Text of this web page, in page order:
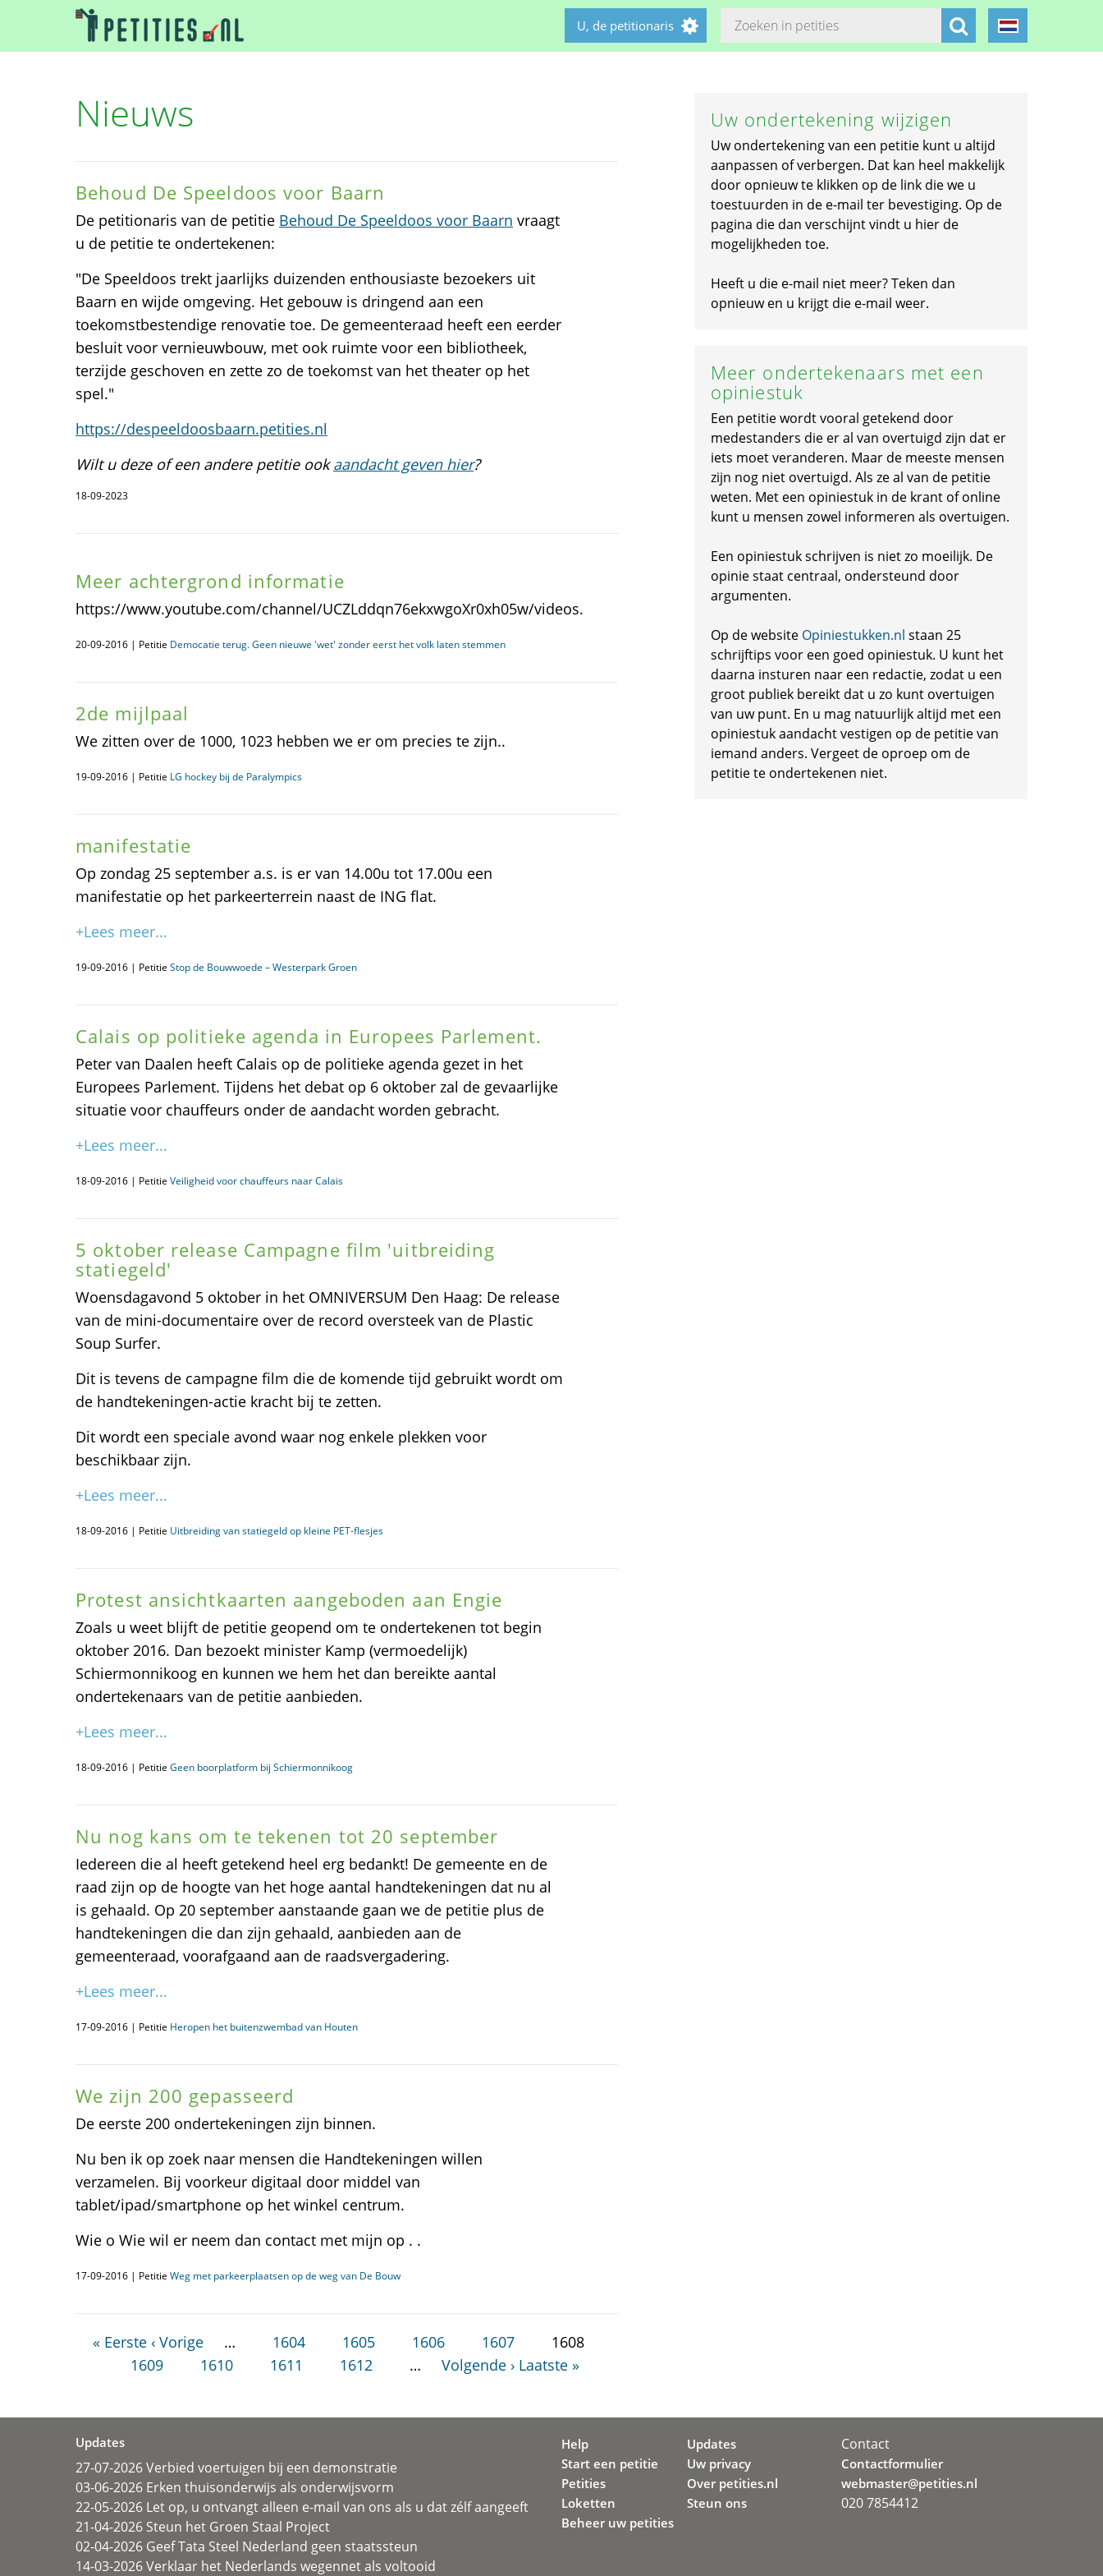
U, de petitionaris
Nieuws
Behoud De Speeldoos voor Baarn
De petitionaris van de petitie Behoud De Speeldoos voor Baarn vraagt
u de petitie te ondertekenen:
"De Speeldoos trekt jaarlijks duizenden enthousiaste bezoekers uit
Baarn en wijde omgeving. Het gebouw is dringend aan een
toekomstbestendige renovatie toe. De gemeenteraad heeft een eerder
besluit voor vernieuwbouw, met ook ruimte voor een bibliotheek,
terzijde geschoven en zette zo de toekomst van het theater op het
spel."
https://despeeldoosbaarn.petities.nl
Wilt u deze of een andere petitie ookaandacht geven hier?
18-09-2023
Meer achtergrond informatie
https://www.youtube.com/channel/UCZLddqn76ekxwgoXr0xh05w/videos.
20-09-2016 | Petitie Democatie terug. Geen nieuwe 'wet' zonder eerst het volk laten stemmen
2de mijlpaal
We zitten over de 1000, 1023 hebben we er om precies te zijn..
19-09-2016 | Petitie LG hockey bij de Paralympics
manifestatie
Op zondag 25 september a.s. is er van 14.00u tot 17.00u een
manifestatie op het parkeerterrein naast de ING flat.
+Lees meer...
19-09-2016 | Petitie Stop de Bouwwoede – Westerpark Groen
Calais op politieke agenda in Europees Parlement.
Peter van Daalen heeft Calais op de politieke agenda gezet in het
Europees Parlement. Tijdens het debat op 6 oktober zal de gevaarlijke
situatie voor chauffeurs onder de aandacht worden gebracht.
+Lees meer...
18-09-2016 | Petitie Veiligheid voor chauffeurs naar Calais
5 oktober release Campagne film 'uitbreiding
statiegeld'
Woensdagavond 5 oktober in het OMNIVERSUM Den Haag: De release
van de mini-documentaire over de record oversteek van de Plastic
Soup Surfer.
Dit is tevens de campagne film die de komende tijd gebruikt wordt om
de handtekeningen-actie kracht bij te zetten.
Dit wordt een speciale avond waar nog enkele plekken voor
beschikbaar zijn.
+Lees meer...
18-09-2016 | Petitie Uitbreiding van statiegeld op kleine PET-flesjes
Protest ansichtkaarten aangeboden aan Engie
Zoals u weet blijft de petitie geopend om te ondertekenen tot begin
oktober 2016. Dan bezoekt minister Kamp (vermoedelijk)
Schiermonnikoog en kunnen we hem het dan bereikte aantal
ondertekenaars van de petitie aanbieden.
+Lees meer...
18-09-2016 | Petitie Geen boorplatform bij Schiermonnikoog
Nu nog kans om te tekenen tot 20 september
Iedereen die al heeft getekend heel erg bedankt! De gemeente en de
raad zijn op de hoogte van het hoge aantal handtekeningen dat nu al
is gehaald. Op 20 september aanstaande gaan we de petitie plus de
handtekeningen die dan zijn gehaald, aanbieden aan de
gemeenteraad, voorafgaand aan de raadsvergadering.
+Lees meer...
17-09-2016 | Petitie Heropen het buitenzwembad van Houten
We zijn 200 gepasseerd
De eerste 200 ondertekeningen zijn binnen.
Nu ben ik op zoek naar mensen die Handtekeningen willen
verzamelen. Bij voorkeur digitaal door middel van
tablet/ipad/smartphone op het winkel centrum.
Wie o Wie wil er neem dan contact met mijn op . .
17-09-2016 | Petitie Weg met parkeerplaatsen op de weg van De Bouw
« Eerste ‹ Vorige … 1604 1605 1606 1607
1608
1609
1610 1611 1612 … Volgende › Laatste »
Uw ondertekening wijzigen
Uw ondertekening van een petitie kunt u altijd
aanpassen of verbergen. Dat kan heel makkelijk
door opnieuw te klikken op de link die we u
toestuurden in de e-mail ter bevestiging. Op de
pagina die dan verschijnt vindt u hier de
mogelijkheden toe.
Heeft u die e-mail niet meer? Teken dan
opnieuw en u krijgt die e-mail weer.
Meer ondertekenaars met een
opiniestuk
Een petitie wordt vooral getekend door
medestanders die er al van overtuigd zijn dat er
iets moet veranderen. Maar de meeste mensen
zijn nog niet overtuigd. Als ze al van de petitie
weten. Met een opiniestuk in de krant of online
kunt u mensen zowel informeren als overtuigen.
Een opiniestuk schrijven is niet zo moeilijk. De
opinie staat centraal, ondersteund door
argumenten.
Op de website Opiniestukken.nl staan 25
schrijftips voor een goed opiniestuk. U kunt het
daarna insturen naar een redactie, zodat u een
groot publiek bereikt dat u zo kunt overtuigen
van uw punt. En u mag natuurlijk altijd met een
opiniestuk aandacht vestigen op de petitie van
iemand anders. Vergeet de oproep om de
petitie te ondertekenen niet.
Updates
27-07-2026 Verbied voertuigen bij een demonstratie
03-06-2026 Erken thuisonderwijs als onderwijsvorm
22-05-2026 Let op, u ontvangt alleen e-mail van ons als u dat zélf aangeeft
21-04-2026 Steun het Groen Staal Project
02-04-2026 Geef Tata Steel Nederland geen staatssteun
14-03-2026 Verklaar het Nederlands wegennet als voltooid
Help
Start een petitie
Petities
Loketten
Beheer uw petities
Updates
Uw privacy
Over petities.nl
Steun ons
Contact
Contactformulier
webmaster@petities.nl
020 7854412